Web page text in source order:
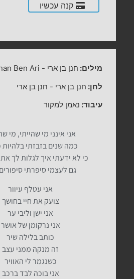
קנה עכשיו
מילים: חנן בן ארי -
Ben Ari
לחן: חנן בן ארי - חנן בן ארי
עיבוד: נאמן למקור
אני אינני מי שהייתי, מי
כמה שנים בזבזתי
כי לא ידעתי איך לגלות לך את
גם לעצמי סיפרתי
אני עטלף עיוור
צועק את חיי בחושך
אני ישן וליבי ער
אני נרקומן של אושר
כותב בלילה שיר
זה מנקה ממני עצב
כשנגמר לי האוויר
אני בוכה לבד ברכב